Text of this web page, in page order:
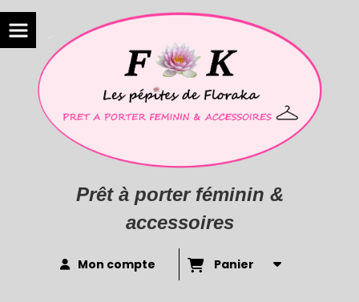
Prêt à porter féminin &
accessoires
Mon compte Panier